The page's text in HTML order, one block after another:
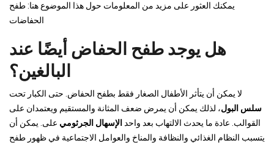
يمكنك العثور على مزيد من المعلومات حول هذا الموضوع هنا: طفح
الحفاضات
هل يوجد طفح الحفاض أيضًا عند
البالغين؟
لا يمكن أن يتأثر الأطفال الصغار فقط بطفح الحفاض. حتى الكبار تحت
سلس البول، لذلك يمكن أن يمرض ضعف المثانة والمستقيم ويعتمدان على
القوالب. عادة ما يحدث الالتهاب بعد واحد الإسهال الجرثومي على. يمكن أن
يتسبب النظام الغذائي والنظافة والمناخ والعوامل الاجتماعية في ظهور طفح